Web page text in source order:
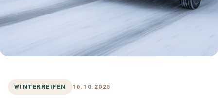
WINTERREIFEN 16.10.2025